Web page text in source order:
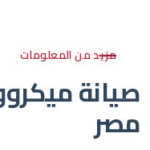
مزيد من المعلومات
صيانة
مصر